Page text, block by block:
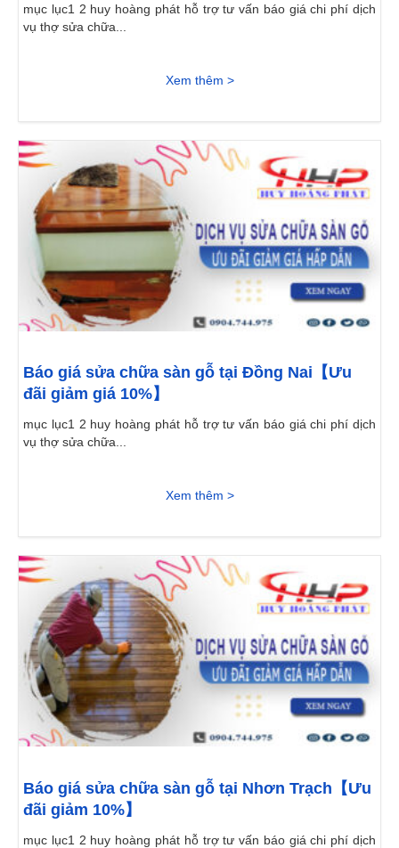
mục lục1 2 huy hoàng phát hỗ trợ tư vấn báo giá chi phí dịch
vụ thợ sửa chữa...
Xem thêm >
Báo giá sửa chữa sàn gỗ tại Đồng Nai【Ưu
đãi giảm giá 10%】
mục lục1 2 huy hoàng phát hỗ trợ tư vấn báo giá chi phí dịch
vụ thợ sửa chữa...
Xem thêm >
Báo giá sửa chữa sàn gỗ tại Nhơn Trạch【Ưu
đãi giảm 10%】
mục lục1 2 huy hoàng phát hỗ trợ tư vấn báo giá chi phí dịch